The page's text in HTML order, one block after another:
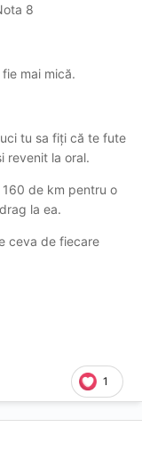
8
mai mică.
tu sa fiți că te fute
revenit la oral.
de km pentru o
la ea.
ceva de fiecare
1